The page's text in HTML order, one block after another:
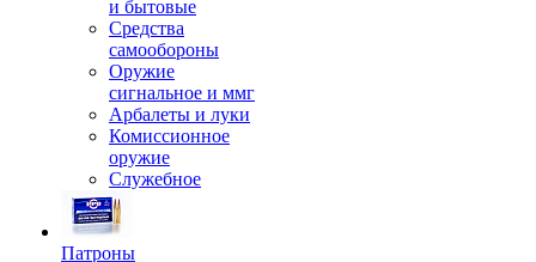
и бытовые
Средства
самообороны
Оружие
сигнальное и ммг
Арбалеты и луки
Комиссионное
оружие
Служебное
Патроны